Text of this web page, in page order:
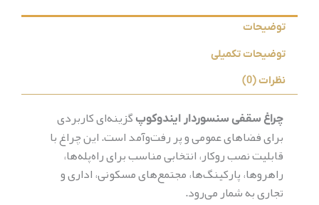
توضیحات
توضیحات تکمیلی
نظرات (0)
چراغ سقفی سنسوردار ایندوکوپگزینه‌ای کاربردی
برای فضاهای عمومی و پر رفت‌وآمد است. این چراغ با
قابلیت نصب روکار، انتخابی مناسب برای راه‌پله‌ها،
راهروها، پارکینگ‌ها، مجتمع‌های مسکونی، اداری و
تجاری به شمار می‌رود.